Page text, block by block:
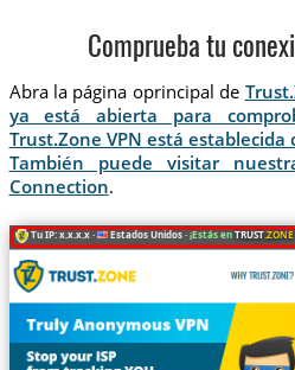
Comprueba tu
Abra la página oprincipal de
ya está abierta para
Trust.Zone VPN está
También puede visitar
Connection.
Tu IP: x.x.x.x · Estados Unidos ·¡Estás enTRUST.ZONE